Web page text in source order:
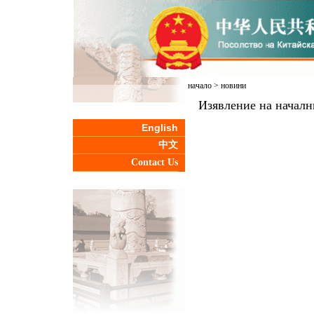
English
中文
Contact Us
начало> новини
Изявление на